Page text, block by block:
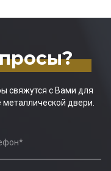
свяжутся с Вами для
двери.